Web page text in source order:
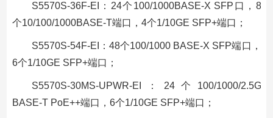
S5570S-36F-EI：24个100/1000BASE-X SFP口，8
个10/100/1000BASE-T端口，4个1/10GE SFP+端口；
S5570S-54F-EI：48个100/1000 BASE-X SFP端口，
6个1/10GE SFP+端口；
S5570S-30MS-UPWR-EI：24个100/1000/2.5G
BASE-T PoE++端口，6个1/10GE SFP+端口；